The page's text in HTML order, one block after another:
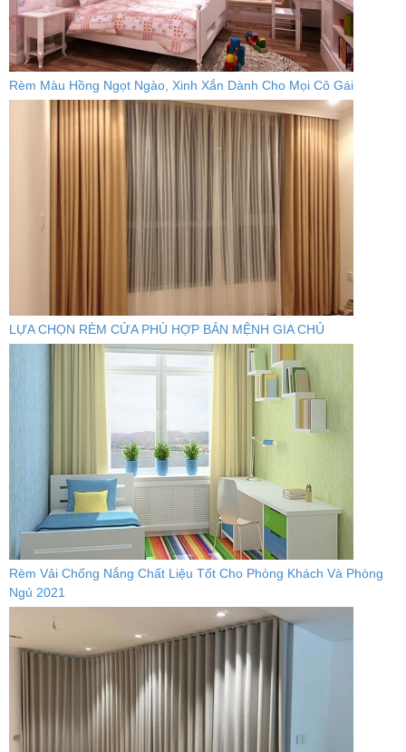
Rèm Màu Hồng Ngọt Ngào, Xinh Xắn Dành Cho Mọi Cô Gái
LỰA CHỌN RÈM CỬA PHÙ HỢP BẢN MỆNH GIA CHỦ
Rèm Vải Chống Nắng Chất Liệu Tốt Cho Phòng Khách Và Phòng
Ngủ 2021